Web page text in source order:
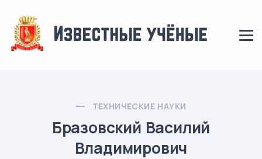
ТЕХНИЧЕСКИЕ НАУКИ
Бразовский Василий
Владимирович